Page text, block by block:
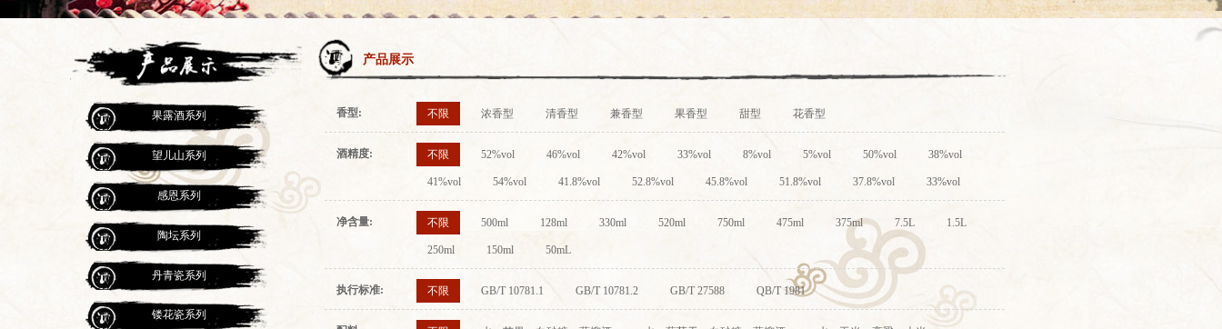
产品展示
香型: 不限 浓香型 清香型 兼香型 果香型 甜型 花香型
酒精度: 不限 52%vol 46%vol 42%vol 33%vol 8%vol 5%vol 50%vol 38%vol
41%vol 54%vol 41.8%vol 52.8%vol 45.8%vol 51.8%vol 37.8%vol 33%vol
净含量: 不限 500ml 128ml 330ml 520ml 750ml 475ml 375ml 7.5L 1.5L
250ml 150ml 50mL
执行标准: 不限 GB/T 10781.1 GB/T 10781.2 GB/T 27588 QB/T 1981
果露酒系列
望儿山系列
感恩系列
陶坛系列
丹青瓷系列
镂花瓷系列